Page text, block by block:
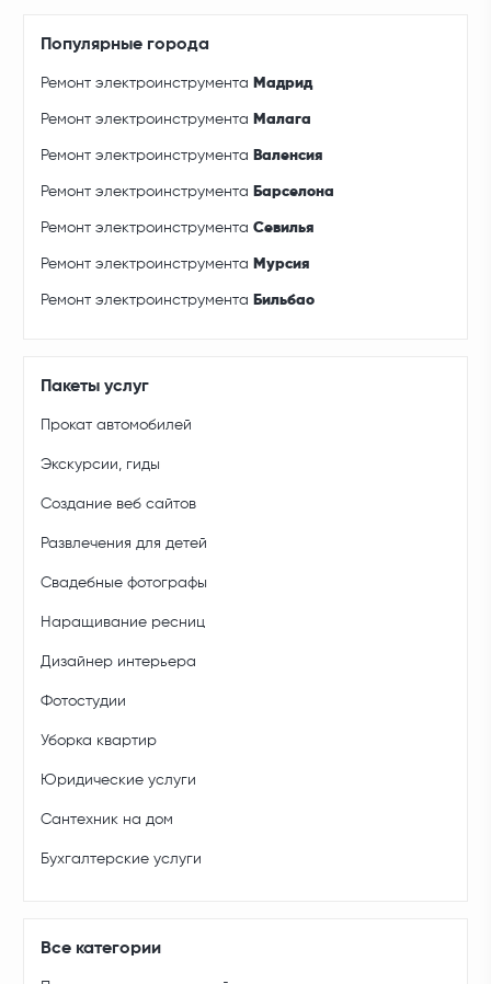
Популярные города
Ремонт электроинструмента Мадрид
Ремонт электроинструмента Малага
Ремонт электроинструмента Валенсия
Ремонт электроинструмента Барселона
Ремонт электроинструментаСевилья
Ремонт электроинструмента Мурсия
Ремонт электроинструмента Бильбао
Пакеты услуг
Прокат автомобилей
Экскурсии, гиды
Создание веб сайтов
Развлечения для детей
Свадебные фотографы
Наращивание ресниц
Дизайнер интерьера
Фотостудии
Уборка квартир
Юридические услуги
Сантехник на дом
Бухгалтерские услуги
Все категории